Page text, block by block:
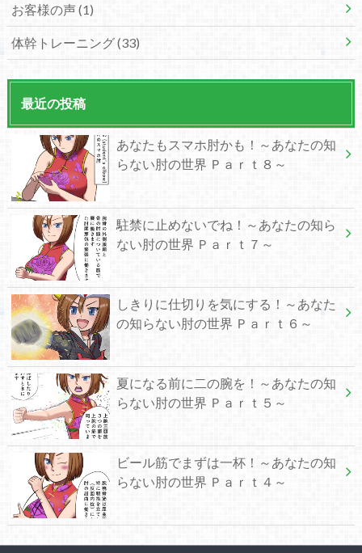
お客様の声(1)
体幹トレーニング(33)
最近の投稿
あなたもスマホ肘かも！～あなたの知
らない肘の世界 Ｐａｒｔ８～
駐禁に止めないでね！～あなたの知ら
ない肘の世界 Ｐａｒｔ７～
しきりに仕切りを気にする！～あなた
の知らない肘の世界 Ｐａｒｔ６～
夏になる前に二の腕を！～あなたの知
らない肘の世界 Ｐａｒｔ５～
ビール筋でまずは一杯！～あなたの知
らない肘の世界 Ｐａｒｔ４～